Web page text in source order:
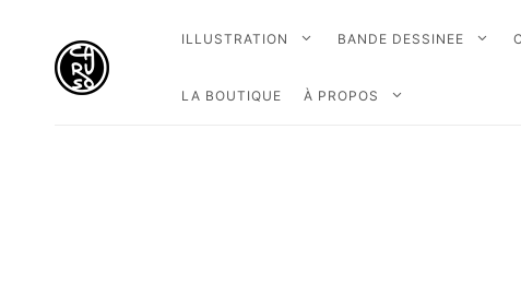
ILLUSTRATION BANDE DESSINEE
LA BOUTIQUE À PROPOS